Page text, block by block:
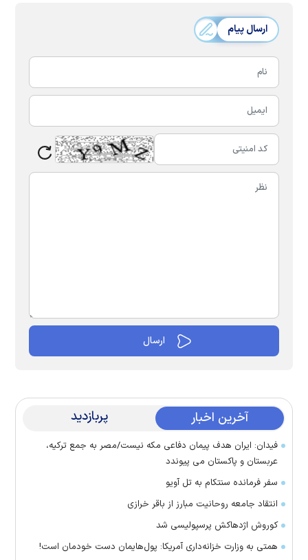
ارسال پیام
آخرین اخبار پربازدید
فیدان: ایران هدف پیمان دفاعی مکه نیست/مصر به جمع ترکیه،
عربستان و پاکستان می پیوندد
سفر فرمانده سنتکام به تل آویو
انتقاد جامعه روحانیت مبارز از باقر خرازی
کوروش اژدهاکش پرسپولیسی شد
همتی به وزارت خزانه‌داری آمریکا: پول‌هایمان دست خودمان است!